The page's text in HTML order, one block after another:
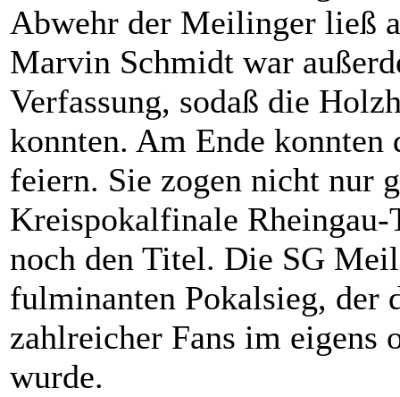
Abwehr der Meilinger ließ
Marvin Schmidt war
Verfassung, sodaß die
konnten. Am Ende
feiern. Sie zogen nicht nur
Kreispokalfinale Rheingau-
noch den Titel. Die SG
fulminanten Pokalsieg, der
zahlreicher Fans im eigens
wurde.